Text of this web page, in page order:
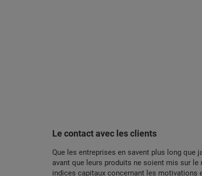
Le contact avec les clients
Que les entreprises en savent plus long que
avant que leurs produits ne soient mis sur
indices capitaux concernant les